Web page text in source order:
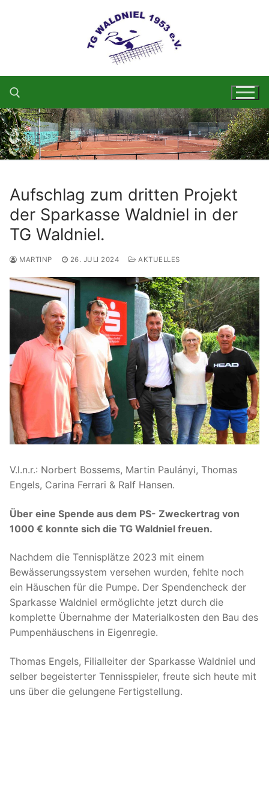
Suchen nach:
Aufschlag zum dritten Projekt
der Sparkasse Waldniel in der
TG Waldniel.
MARTINP 26. JULI 2024 AKTUELLES
V.l.n.r.: Norbert Bossems, Martin Paulányi, Thomas
Engels, Carina Ferrari & Ralf Hansen.
Über eine Spende aus dem PS- Zweckertrag von
1000 € konnte sich die TG Waldniel freuen.
Nachdem die Tennisplätze 2023 mit einem
Bewässerungssystem versehen wurden, fehlte noch
ein Häuschen für die Pumpe. Der Spendencheck der
Sparkasse Waldniel ermöglichte jetzt durch die
komplette Übernahme der Materialkosten den Bau des
Pumpenhäuschens in Eigenregie.
Thomas Engels, Filialleiter der Sparkasse Waldniel und
selber begeisterter Tennisspieler, freute sich heute mit
uns über die gelungene Fertigstellung.